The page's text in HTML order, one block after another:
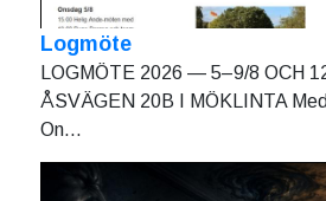
Logmöte
LOGMÖTE 2026 — 5–9/8 OCH
ÅSVÄGEN 20B I MÖKLINTA
On...